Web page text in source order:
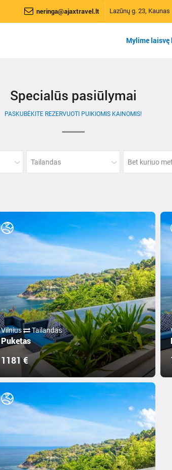
neringa@ajaxtravel.lt Lazūnų g. 23, Kaunas
Mylime
Specialūs pasiūlymai
PASKUBĖKITE REZERVUOTI PUIKIOMIS KAINOMIS!
Tailandas Bet kuriuo
Vilnius Tailandas
Puketas
1181 €